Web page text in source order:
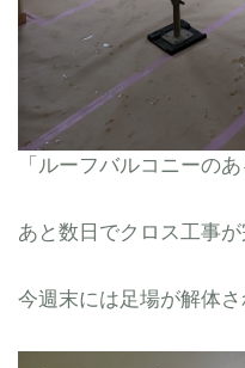
「ルーフバルコニーの
あと数日でクロス工事が
今週末には足場が解体さ